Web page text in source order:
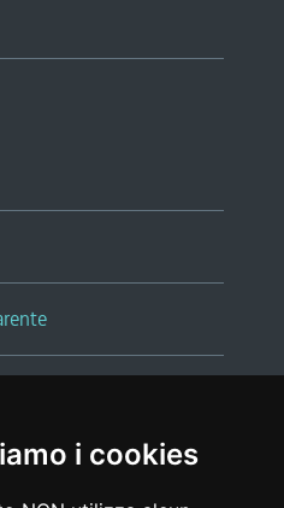
i cookies